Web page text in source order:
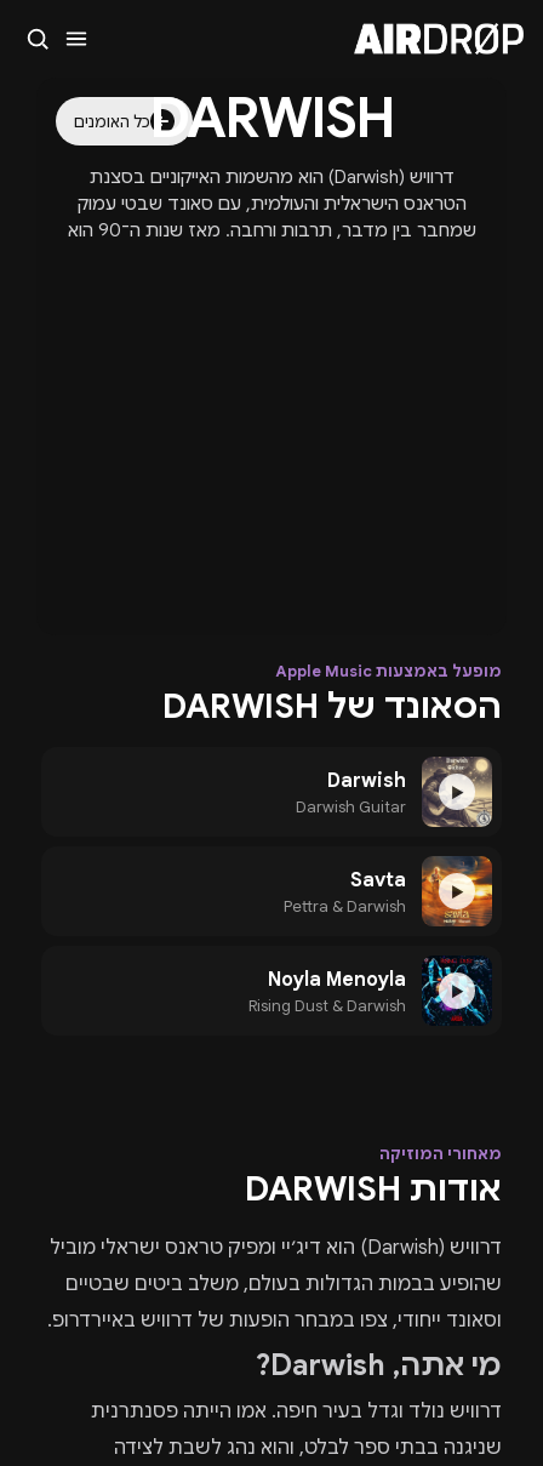
כל האומניםDARWISH
דרוויש (Darwish) הוא מהשמות האייקוניים בסצנת
הטראנס הישראלית והעולמית, עם סאונד שבטי עמוק
שמחבר בין מדבר, תרבות ורחבה. מאז שנות ה־90 הוא
מופעל באמצעות Apple Music
הסאונד של DARWISH
▶
Darwish
Darwish Guitar
▶
Savta
Pettra & Darwish
▶
Noyla Menoyla
Rising Dust & Darwish
מאחורי המוזיקה
אודות DARWISH
דרוויש (Darwish) הוא דיג׳יי ומפיק טראנס ישראלי מוביל
שהופיע בבמות הגדולות בעולם, משלב ביטים שבטיים
וסאונד ייחודי, צפו במבחר הופעות של דרוויש באיירדרופ.
מי אתה, Darwish?
דרוויש נולד וגדל בעיר חיפה. אמו הייתה פסנתרנית
שניגנה בבתי ספר לבלט, והוא נהג לשבת לצידה
סגור
🔥בקרוב
טיפ: אפשר להקליד שם אומן, עיר, תאריך או שם חג.